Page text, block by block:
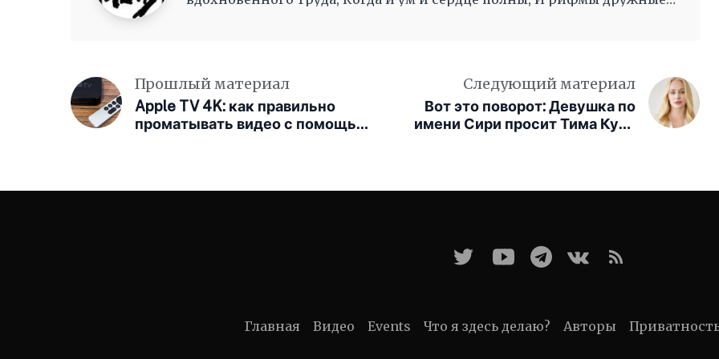
Прошлый материал
Apple TV 4K: как правильно
проматывать видео с помощью
Следующий материал
Вот это поворот: Девушка по
имени Сири просит Тима Кука
Главная Видео Events Что я здесь делаю? Авторы